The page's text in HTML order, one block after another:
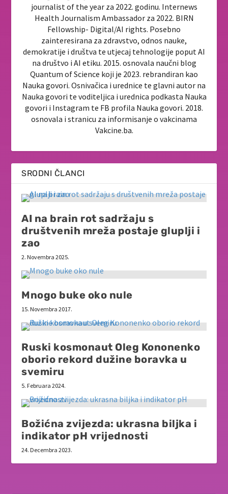
journalist of the year za 2022. godinu. Internews
Health Journalism Ambassador za 2022. BIRN
Fellowship- Digital/AI rights. Posebno
zainteresirana za zdravstvo, odnos nauke,
demokratije i društva te utjecaj tehnologije poput AI
na društvo i AI etiku. 2015. osnovala naučni blog
Quantum of Science koji je 2023. rebrandiran kao
Nauka govori. Osnivačica i urednice te glavni autor na
Nauka govori te voditeljica i urednica podkasta Nauka
govori i Instagram te FB profila Nauka govori. 2018.
osnovala i stranicu za informisanje o vakcinama
Vakcine.ba.
SRODNI ČLANCI
AI na brain rot sadržaju s
društvenih mreža postaje gluplji i
zao
2. Novembra 2025.
Mnogo buke oko nule
15. Novembra 2017.
Ruski kosmonaut Oleg Kononenko
oborio rekord dužine boravka u
svemiru
5. Februara 2024.
Božićna zvijezda: ukrasna biljka i
indikator pH vrijednosti
24. Decembra 2023.